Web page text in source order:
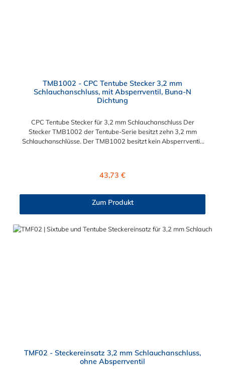
TMB1002 - CPC Tentube Stecker 3,2 mm
Schlauchanschluss, mit Absperrventil, Buna-N
Dichtung
CPC Tentube Stecker für 3,2 mm Schlauchanschluss Der
Stecker TMB1002 der Tentube-Serie besitzt zehn 3,2 mm
Schlauchanschlüsse. Der TMB1002 besitzt kein Absperrventil.
Regulärer Preis:
43,73 €
Zum Produkt
TMF02 - Steckereinsatz 3,2 mm Schlauchanschluss,
ohne Absperrventil